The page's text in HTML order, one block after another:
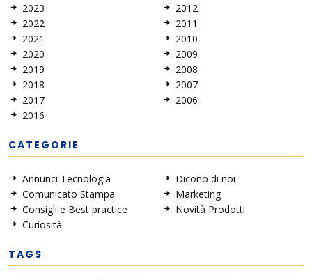
2023
2022
2021
2020
2019
2018
2017
2016
2012
2011
2010
2009
2008
2007
2006
CATEGORIE
Annunci Tecnologia
Comunicato Stampa
Consigli e Best practice
Curiosità
Dicono di noi
Marketing
Novità Prodotti
TAGS